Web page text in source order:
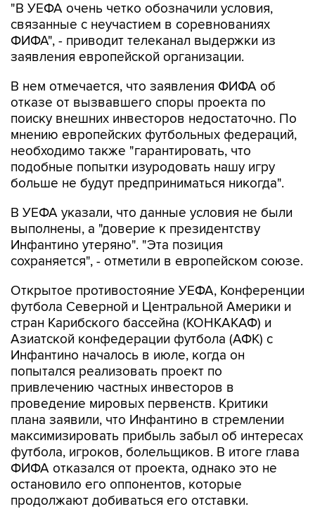
"В УЕФА очень четко обозначили условия,
связанные с неучастием в соревнованиях
ФИФА", - приводит телеканал выдержки из
заявления европейской организации.
В нем отмечается, что заявления ФИФА об
отказе от вызвавшего споры проекта по
поиску внешних инвесторов недостаточно. По
мнению европейских футбольных федераций,
необходимо также "гарантировать, что
подобные попытки изуродовать нашу игру
больше не будут предприниматься никогда".
В УЕФА указали, что данные условия не были
выполнены, а "доверие к президентству
Инфантино утеряно". "Эта позиция
сохраняется", - отметили в европейском союзе.
Открытое противостояние УЕФА, Конференции
футбола Северной и Центральной Америки и
стран Карибского бассейна (КОНКАКАФ) и
Азиатской конфедерации футбола (АФК) с
Инфантино началось в июле, когда он
попытался реализовать проект по
привлечению частных инвесторов в
проведение мировых первенств. Критики
плана заявили, что Инфантино в стремлении
максимизировать прибыль забыл об интересах
футбола, игроков, болельщиков. В итоге глава
ФИФА отказался от проекта, однако это не
остановило его оппонентов, которые
продолжают добиваться его отставки.